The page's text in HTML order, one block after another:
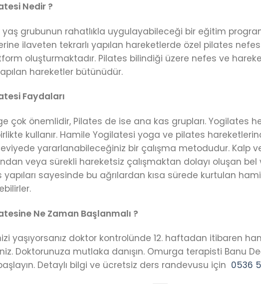
Nedir ?
grubunun rahatlıkla uygulayabileceği bir eğitim
ilaveten tekrarlı yapılan hareketlerde özel pilates
oluşturmaktadır. Pilates bilindiği üzere nefes ve
hareketler bütünüdür.
Faydaları
çok önemlidir, Pilates de ise ana kas grupları. Yogilates
kullanır. Hamile Yogilatesi yoga ve pilates
yararlanabileceğiniz bir çalışma metodudur. Kalp
veya sürekli hareketsiz çalışmaktan dolayı oluşan bel
sayesinde bu ağrılardan kısa sürede kurtulan
Ne Zaman Başlanmalı ?
yaşıyorsanız doktor kontrolünde 12. haftadan itibaren
Doktorunuza mutlaka danışın. Omurga terapisti Banu
Detaylı bilgi ve ücretsiz ders randevusu için 0536